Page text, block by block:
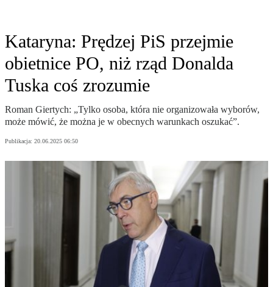
Kataryna: Prędzej PiS przejmie
obietnice PO, niż rząd Donalda
Tuska coś zrozumie
Roman Giertych: „Tylko osoba, która nie organizowała wyborów,
może mówić, że można je w obecnych warunkach oszukać”.
Publikacja: 20.06.2025 06:50